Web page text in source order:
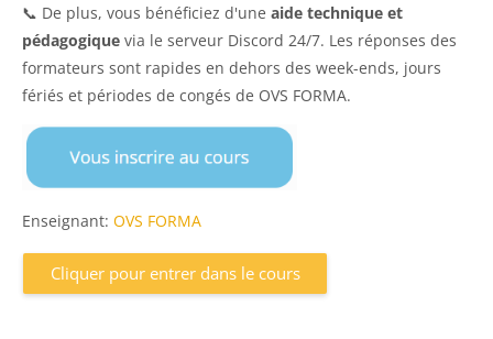
📞 De plus, vous bénéficiez d'une aide technique et
pédagogique via le serveur Discord 24/7. Les réponses des
formateurs sont rapides en dehors des week-ends, jours
fériés et périodes de congés de OVS FORMA.
Enseignant: OVS FORMA
Cliquer pour entrer dans le cours